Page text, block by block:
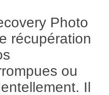
Photo
récupération
ou
Il